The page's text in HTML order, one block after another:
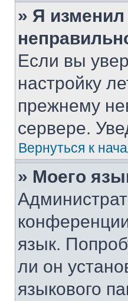
» Я
Если вы
настройку
прежнему
сервере.
Вернуться к
» Моего
язык.
ли он
языкового